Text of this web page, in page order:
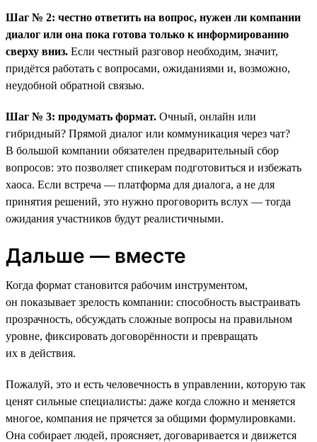
Шаг № 2: честно ответить на вопрос, нужен ли компании
диалог или она пока готова только к информированию
сверху вниз. Если честный разговор необходим, значит,
придётся работать с вопросами, ожиданиями и, возможно,
неудобной обратной связью.
Шаг № 3: продумать формат. Очный, онлайн или
гибридный? Прямой диалог или коммуникация через чат?
В большой компании обязателен предварительный сбор
вопросов: это позволяет спикерам подготовиться и избежать
хаоса. Если встреча — платформа для диалога, а не для
принятия решений, это нужно проговорить вслух — тогда
ожидания участников будут реалистичными.
Дальше — вместе
Когда формат становится рабочим инструментом,
он показывает зрелость компании: способность выстраивать
прозрачность, обсуждать сложные вопросы на правильном
уровне, фиксировать договорённости и превращать
их в действия.
Пожалуй, это и есть человечность в управлении, которую так
ценят сильные специалисты: даже когда сложно и меняется
многое, компания не прячется за общими формулировками.
Она собирает людей, проясняет, договаривается и движется